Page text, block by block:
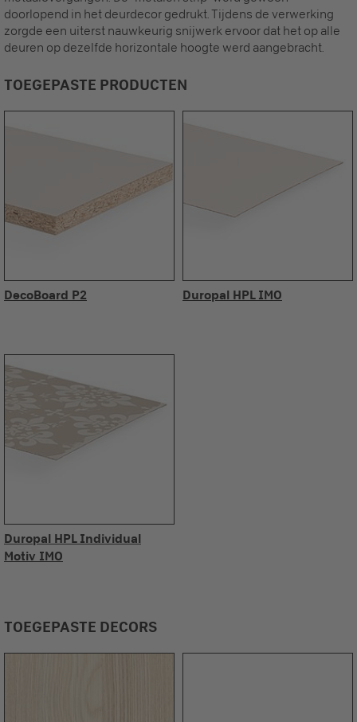
doorlopend in het deurdecor gedrukt. Tijdens de verwerking
zorgde een uiterst nauwkeurig snijwerk ervoor dat het op alle
deuren op dezelfde horizontale hoogte werd aangebracht.
TOEGEPASTE PRODUCTEN
DecoBoard P2 Duropal HPL IMO
Duropal HPL Individual
Motiv IMO
TOEGEPASTE DECORS